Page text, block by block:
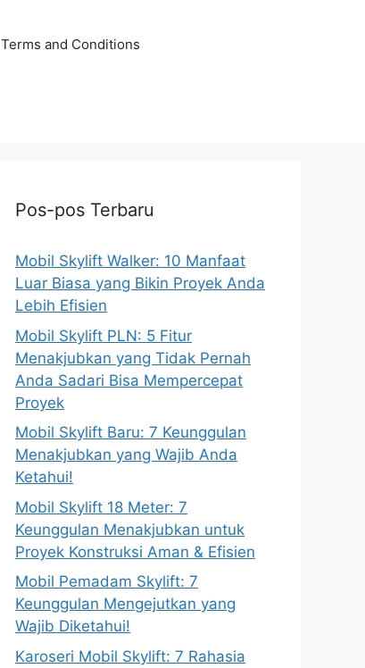
Terms and Conditions
Pos-pos Terbaru
Mobil Skylift Walker: 10 Manfaat
Luar Biasa yang Bikin Proyek Anda
Lebih Efisien
Mobil Skylift PLN: 5 Fitur
Menakjubkan yang Tidak Pernah
Anda Sadari Bisa Mempercepat
Proyek
Mobil Skylift Baru: 7 Keunggulan
Menakjubkan yang Wajib Anda
Ketahui!
Mobil Skylift 18 Meter: 7
Keunggulan Menakjubkan untuk
Proyek Konstruksi Aman & Efisien
Mobil Pemadam Skylift: 7
Keunggulan Mengejutkan yang
Wajib Diketahui!
Karoseri Mobil Skylift: 7 Rahasia